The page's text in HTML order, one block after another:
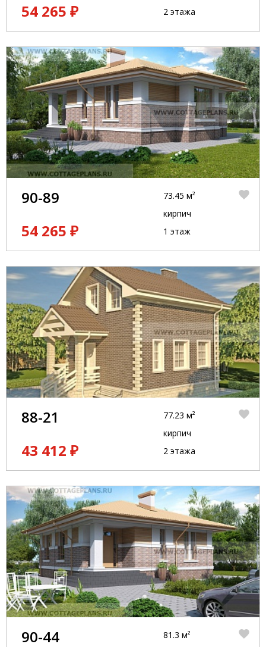
54 265 ₽
2 этажа
90-89
54 265 ₽
73.45 м²
кирпич
1 этаж
88-21
43 412 ₽
77.23 м²
кирпич
2 этажа
90-44 81.3 м²